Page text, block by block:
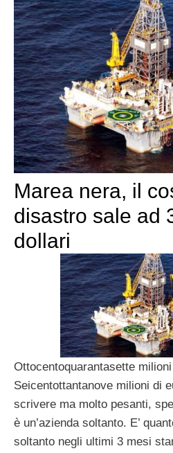
Marea nera, il
disastro sale ad
dollari
Ottocentoquarantasette
Seicentottantanove milioni di
scrivere ma molto pesanti,
è un’azienda soltanto. E’
soltanto negli ultimi 3 mesi